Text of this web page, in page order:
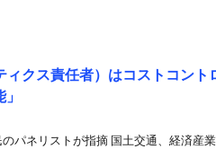
ィクス責任者）はコストコン
パネリストが指摘 国土交通、経済産